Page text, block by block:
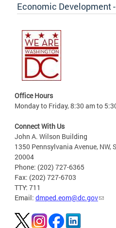
Economic Development
Office Hours
Monday to Friday, 8:30 am to
Connect With Us
John A. Wilson Building
1350 Pennsylvania Avenue, NW,
20004
Phone: (202) 727-6365
Fax: (202) 727-6703
TTY: 711
Email: dmped.eom@dc.gov